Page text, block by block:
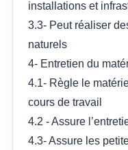
installations et
3.3- Peut réaliser
naturels
4- Entretien du
4.1- Règle le
cours de travail
4.2 - Assure
4.3- Assure les